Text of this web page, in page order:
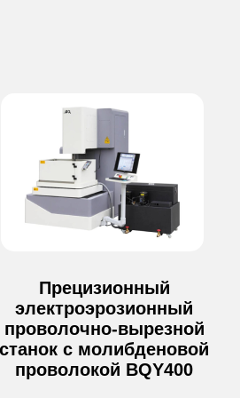
Прецизионный
электроэрозионный
проволочно-вырезной
станок с молибденовой
проволокой BQY400
Металлообработка в Москве и МО
любой сложности